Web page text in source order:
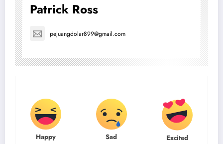
Patrick Ross
pejuangdolar899@gmail.com
Happy Sad Excited